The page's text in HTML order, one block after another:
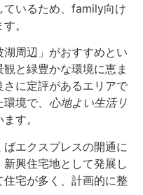
ているため、family向け
。
周辺」がおすすめとい
と緑豊かな環境に恵ま
に定評があるエリアで
境で、 心地よい生活リ
す。
ばエクスプレスの開通に
興住宅地として発展し
宅が多く、計画的に整